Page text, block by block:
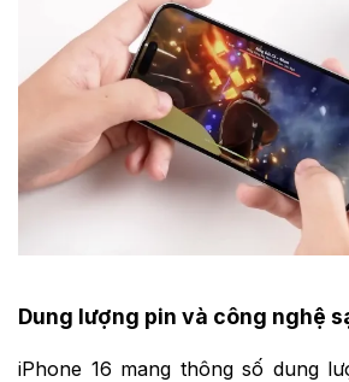
Dung lượng pin và công nghệ
iPhone 16 mang thông số dung